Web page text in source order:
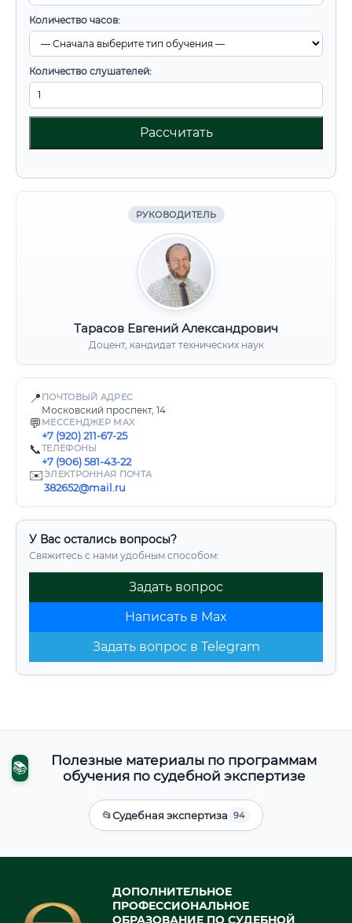
Количество часов:
Количество слушателей:
Рассчитать
РУКОВОДИТЕЛЬ
Тарасов Евгений Александрович
Доцент, кандидат технических наук
📍 ПОЧТОВЫЙ АДРЕС
Московский проспект, 14
💬 МЕССЕНДЖЕР MAX
+7 (920) 211-67-25
📞ТЕЛЕФОНЫ
+7 (906) 581-43-22
✉️ЭЛЕКТРОННАЯ ПОЧТА
382652@mail.ru
У Вас остались вопросы?
Свяжитесь с нами удобным способом:
Задать вопрос
Написать в Max
Задать вопрос в Telegram
📚
Полезные материалы по программам
обучения по судебной экспертизе
📂Судебная экспертиза 94
ДОПОЛНИТЕЛЬНОЕ
ПРОФЕССИОНАЛЬНОЕ
ОБРАЗОВАНИЕ ПО СУДЕБНОЙ